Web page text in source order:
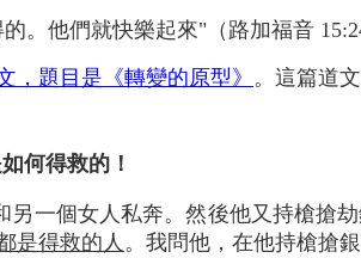
。他們就快樂起來"（路加福音
，題目是《轉變的原型》 。這篇道
何得救的！
一個女人私奔。然後他又持槍搶
是得救的人 。我問他，在他持槍搶